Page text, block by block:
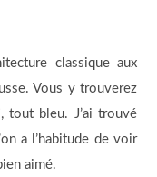
classique aux
Vous y trouverez
, tout bleu. J’ai trouvé
a l’habitude de voir
aimé.